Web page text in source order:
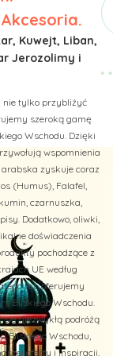
Kuwejt, Liban,
Jerozolimy i
nie tylko przybliżyć
szeroką gamę
Wschodu. Dzięki
wspomnienia
zyskuje coraz
(Humus), Falafel,
czarnuszka,
Dodatkowo, oliwki,
doświadczenia
pochodzące z
UE według
też, oferujemy
Bliskiego Wschodu.
niezwykłą podróżą
Bliskiego Wschodu,
oferty i inspiracji,